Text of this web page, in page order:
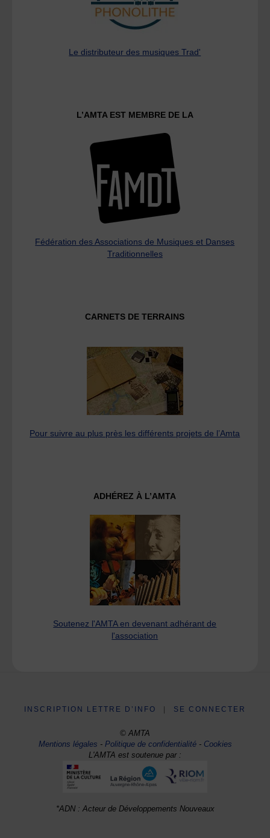
Le distributeur des musiques Trad'
L’AMTA EST MEMBRE DE LA
Fédération des Associations de Musiques et Danses
Traditionnelles
CARNETS DE TERRAINS
Pour suivre au plus près les différents projets de l’Amta
ADHÉREZ À L’AMTA
Soutenez l'AMTA en devenant adhérant de
l'association
INSCRIPTION LETTRE D’INFO SE CONNECTER
© AMTA
Mentions légales -Politique de confidentialité- Cookies
L'AMTA est soutenue par :
*ADN : Acteur de Développements Nouveaux